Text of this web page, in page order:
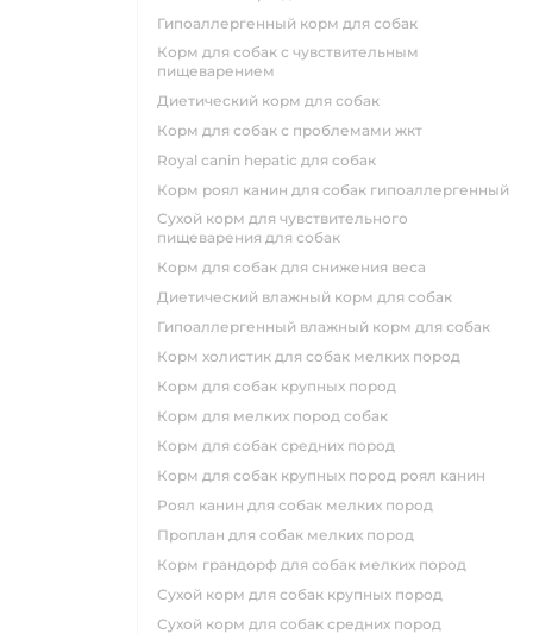
гипоаллергенный корм для собак
корм для собак с чувствительным
пищеварением
диетический корм для собак
корм для собак с проблемами жкт
royal canin hepatic для собак
корм роял канин для собак гипоаллергенный
сухой корм для чувствительного
пищеварения для собак
корм для собак для снижения веса
диетический влажный корм для собак
гипоаллергенный влажный корм для собак
корм холистик для собак мелких пород
корм для собак крупных пород
корм для мелких пород собак
корм для собак средних пород
корм для собак крупных пород роял канин
роял канин для собак мелких пород
проплан для собак мелких пород
корм грандорф для собак мелких пород
сухой корм для собак крупных пород
сухой корм для собак средних пород